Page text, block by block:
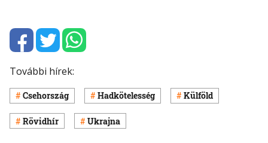
További hírek:
Csehország Hadkötelesség Külföld
Rövidhír Ukrajna